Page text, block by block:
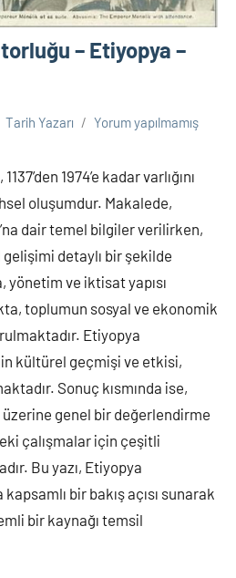
– Etiyopya –
Tarih Yazarı Yorum yapılmamış
1974’e kadar varlığını
oluşumdur. Makalede,
dair temel bilgiler verilirken,
detaylı bir şekilde
yönetim ve iktisat yapısı
toplumun sosyal ve ekonomik
Etiyopya
kültürel geçmişi ve etkisi,
Sonuç kısmında ise,
genel bir değerlendirme
çalışmalar için çeşitli
Bu yazı, Etiyopya
bir bakış açısı sunarak
bir kaynağı temsil